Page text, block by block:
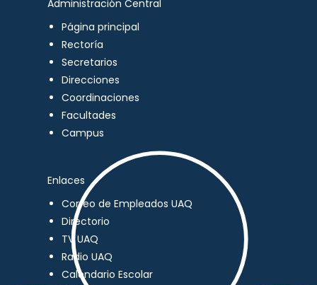
Administración Central
Página principal
Rectoría
Secretarios
Direcciones
Coordinaciones
Facultades
Campus
Enlaces
Correo de Empleados UAQ
Directorio
TV UAQ
Radio UAQ
Calendario Escolar